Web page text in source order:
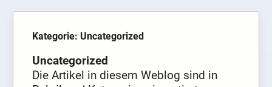
Kategorie: Uncategorized
Uncategorized
Die Artikel in diesem Weblog sind in